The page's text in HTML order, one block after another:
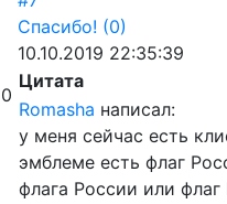
0
Спасибо! (0)
10.10.2019 22:35:39
Цитата
Romasha написал:
у меня сейчас есть
эмблеме есть флаг
флага России или флаг